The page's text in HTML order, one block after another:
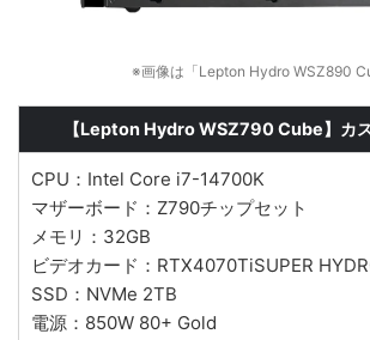
※画像は「Lepton Hydro WSZ890
【Lepton Hydro WSZ790 Cube】 カ
CPU：Intel Core i7-14700K
マザーボード：Z790チップセット
メモリ：32GB
ビデオカード：RTX4070TiSUPER
SSD：NVMe 2TB
電源：850W 80+ Gold